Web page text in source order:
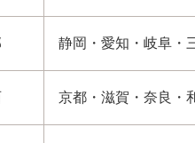
静岡・愛知・岐阜・
京都・滋賀・奈良・